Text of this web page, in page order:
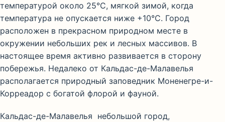
температурой около 25°C, мягкой зимой, когда
температура не опускается ниже +10°C. Город
расположен в прекрасном природном месте в
окружении небольших рек и лесных массивов. В
настоящее время активно развивается в сторону
побережья. Недалеко от Кальдас-де-Малавелья
располагается природный заповедник Моненегре-и-
Корреадор с богатой флорой и фауной.
Кальдас-де-Малавелья небольшой город,